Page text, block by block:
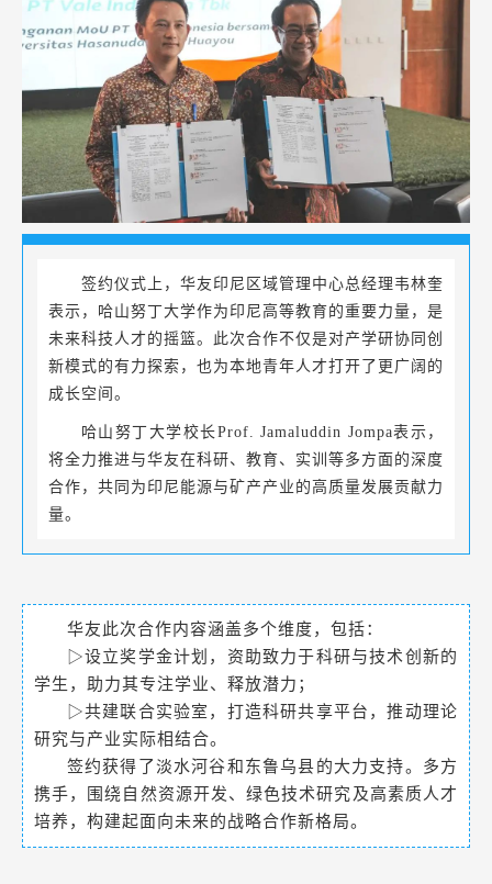
签约仪式上，华友印尼区域管理中心总经理韦林奎
表示，哈山努丁大学作为印尼高等教育的重要力量，是
未来科技人才的摇篮。此次合作不仅是对产学研协同创
新模式的有力探索，也为本地青年人才打开了更广阔的
成长空间。
哈山努丁大学校长Prof. Jamaluddin Jompa表示，
将全力推进与华友在科研、教育、实训等多方面的深度
合作，共同为印尼能源与矿产产业的高质量发展贡献力
量。
华友此次合作内容涵盖多个维度，包括：
▷设立奖学金计划，资助致力于科研与技术创新的
学生，助力其专注学业、释放潜力；
▷共建联合实验室，打造科研共享平台，推动理论
研究与产业实际相结合。
签约获得了淡水河谷和东鲁乌县的大力支持。多方
携手，围绕自然资源开发、绿色技术研究及高素质人才
培养，构建起面向未来的战略合作新格局。